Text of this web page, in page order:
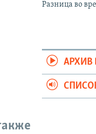
Разница во
АРХИВ